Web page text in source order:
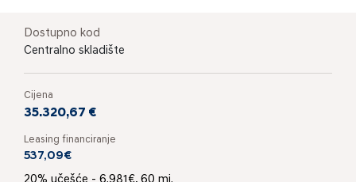
Dostupno kod
Centralno skladište
Cijena
35.320,67 €
Leasing financiranje
537,09€